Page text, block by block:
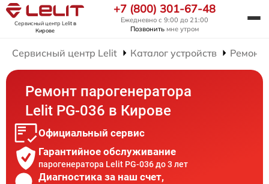
Сервисный центр Lelitв
Кирове
+7 (800) 301-67-48
Ежедневно с 9:00 до 21:00
Позвонить мне утром
Сервисный центр Lelit Каталог устройств Ремонт
Ремонт парогенератора
Lelit PG-036 в Кирове
Официальный сервис
Гарантийное обслуживание
парогенератора Lelit PG-036 до 3 лет
Диагностика за наш счет,